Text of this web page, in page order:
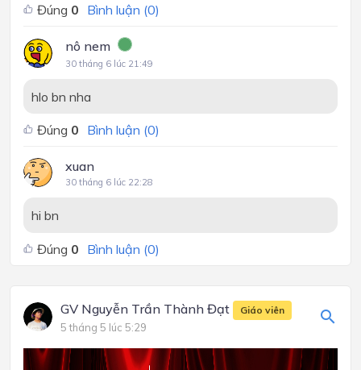
Đúng 0 Bình luận (0)
nô nem
30 tháng 6 lúc 21:49
hlo bn nha
Đúng 0 Bình luận (0)
xuan
30 tháng 6 lúc 22:28
hi bn
Đúng 0 Bình luận (0)
GV Nguyễn Trần Thành Đạt Giáo viên
5 tháng 5 lúc 5:29